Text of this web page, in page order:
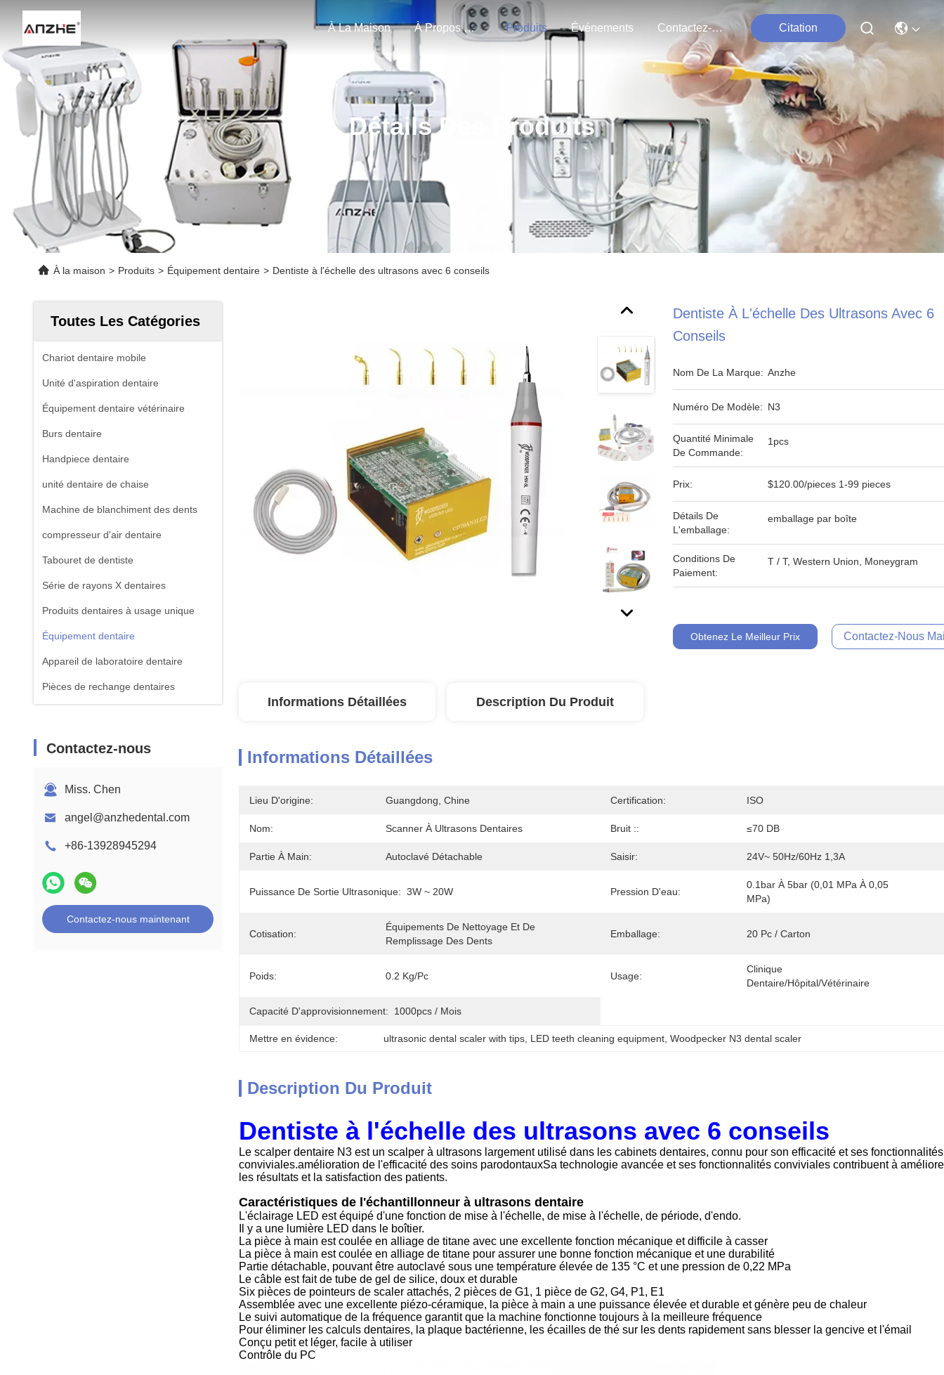
À La Maison À Propos De Nous Produits Événements Contactez-Nous Citation
Détails Des Produits
À la maison > Produits > Équipement dentaire > Dentiste à l'échelle des ultrasons avec 6 conseils
Toutes Les Catégories
Chariot dentaire mobile
Unité d'aspiration dentaire
Équipement dentaire vétérinaire
Burs dentaire
Handpiece dentaire
unité dentaire de chaise
Machine de blanchiment des dents
compresseur d'air dentaire
Tabouret de dentiste
Série de rayons X dentaires
Produits dentaires à usage unique
Équipement dentaire
Appareil de laboratoire dentaire
Pièces de rechange dentaires
Contactez-nous
Miss. Chen
angel@anzhedental.com
+86-13928945294
Contactez-nous maintenant
Dentiste À L'échelle Des Ultrasons Avec 6
Conseils
Nom De La Marque: Anzhe
Numéro De Modèle: N3
Quantité Minimale
De Commande:
1pcs
Prix: $120.00/pieces 1-99 pieces
Détails De
L'emballage:
emballage par boîte
Conditions De
Paiement:
T / T, Western Union, Moneygram
Obtenez Le Meilleur Prix Contactez-Nous
Informations Détaillées Description Du Produit
Informations Détaillées
Lieu D'origine: Guangdong, Chine Certification: ISO
Nom: Scanner À Ultrasons Dentaires Bruit :: ≤70 DB
Partie À Main: Autoclavé Détachable Saisir: 24V~ 50Hz/60Hz 1,3A
Puissance De Sortie Ultrasonique: 3W ~ 20W Pression D'eau:
0.1bar À 5bar (0,01 MPa À 0,05
MPa)
Cotisation:
Équipements De Nettoyage Et De
Remplissage Des Dents
Emballage: 20 Pc / Carton
Poids: 0.2 Kg/pc Usage:
Clinique
Dentaire/hôpital/vétérinaire
Capacité D'approvisionnement: 1000pcs / Mois
Mettre en évidence: ultrasonic dental scaler with tips LED teeth cleaning equipment , Woodpecker N3 dental scaler
Description Du Produit
Dentiste à l'échelle des ultrasons avec 6 conseils
Le scalper dentaire N3 est un scalper à ultrasons largement utilisé dans les cabinets dentaires, connu pour son efficacité et ses fonctionnalités
conviviales.amélioration de l'efficacité des soins parodontauxSa technologie avancée et ses fonctionnalités conviviales contribuent à
les résultats et la satisfaction des patients.
Caractéristiques de l'échantillonneur à ultrasons dentaire
L'éclairage LED est équipé d'une fonction de mise à l'échelle, de mise à l'échelle, de période, d'endo.
Il y a une lumière LED dans le boîtier.
La pièce à main est coulée en alliage de titane avec une excellente fonction mécanique et difficile à casser
La pièce à main est coulée en alliage de titane pour assurer une bonne fonction mécanique et une durabilité
Partie détachable, pouvant être autoclavé sous une température élevée de 135 °C et une pression de 0,22 MPa
Le câble est fait de tube de gel de silice, doux et durable
Six pièces de pointeurs de scaler attachés, 2 pièces de G1, 1 pièce de G2, G4, P1, E1
Assemblée avec une excellente piézo-céramique, la pièce à main a une puissance élevée et durable et génère peu de chaleur
Le suivi automatique de la fréquence garantit que la machine fonctionne toujours à la meilleure fréquence
Pour éliminer les calculs dentaires, la plaque bactérienne, les écailles de thé sur les dents rapidement sans blesser la gencive et l'émail
Conçu petit et léger, facile à utiliser
Contrôle du PC